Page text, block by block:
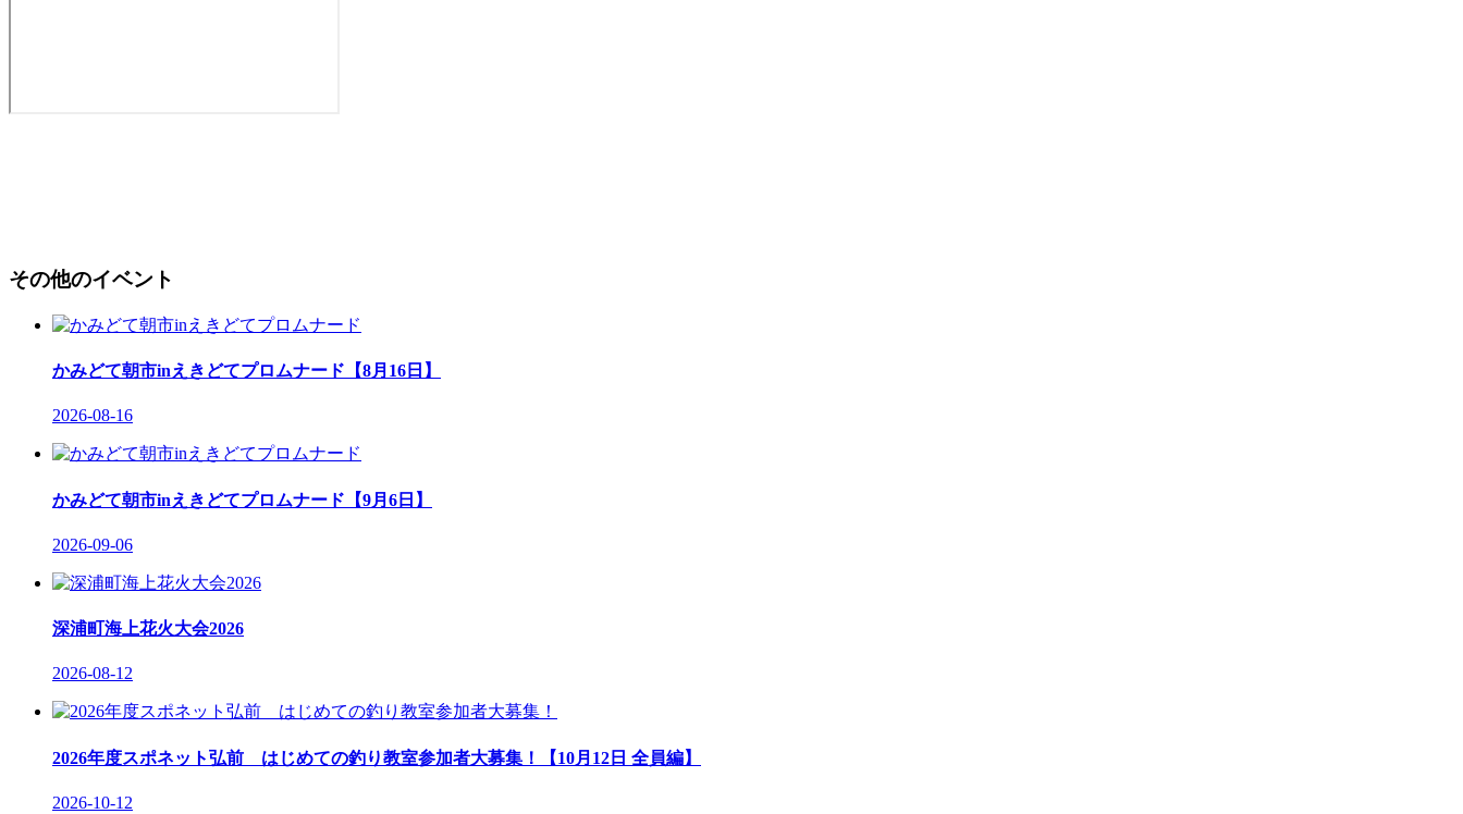
その他のイベント
かみどて朝市inえきどてプロムナード【8月16日】
2026-08-16
かみどて朝市inえきどてプロムナード【9月6日】
2026-09-06
深浦町海上花火大会2026
2026-08-12
2026年度スポネット弘前 はじめての釣り教室参加者大募集！【10月12日 全員編】
2026-10-12